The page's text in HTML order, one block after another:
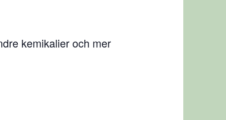
kemikalier och mer